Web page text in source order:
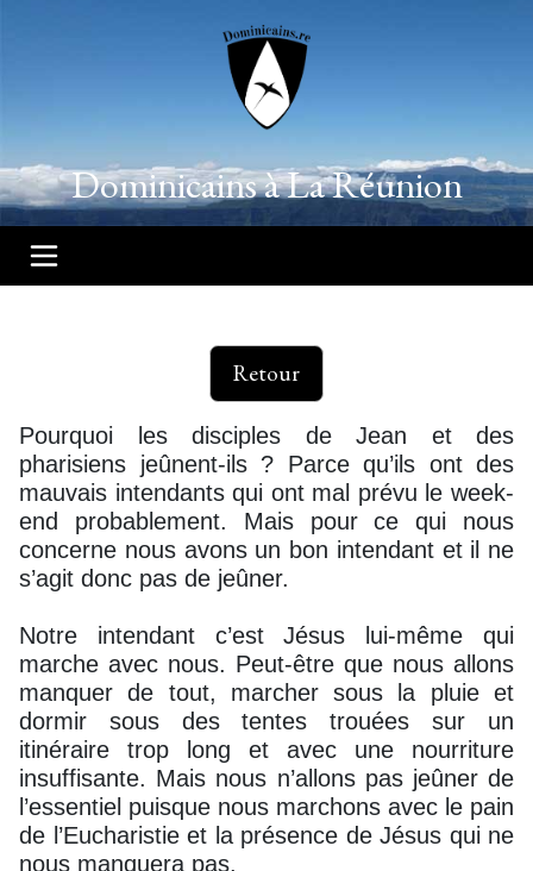
Dominicains à La Réunion
Retour
Pourquoi les disciples de Jean et des
pharisiens jeûnent-ils ? Parce qu’ils ont des
mauvais intendants qui ont mal prévu le week-
end probablement. Mais pour ce qui nous
concerne nous avons un bon intendant et il ne
s’agit donc pas de jeûner.
Notre intendant c’est Jésus lui-même qui
marche avec nous. Peut-être que nous allons
manquer de tout, marcher sous la pluie et
dormir sous des tentes trouées sur un
itinéraire trop long et avec une nourriture
insuffisante. Mais nous n’allons pas jeûner de
l’essentiel puisque nous marchons avec le pain
de l’Eucharistie et la présence de Jésus qui ne
nous manquera pas.